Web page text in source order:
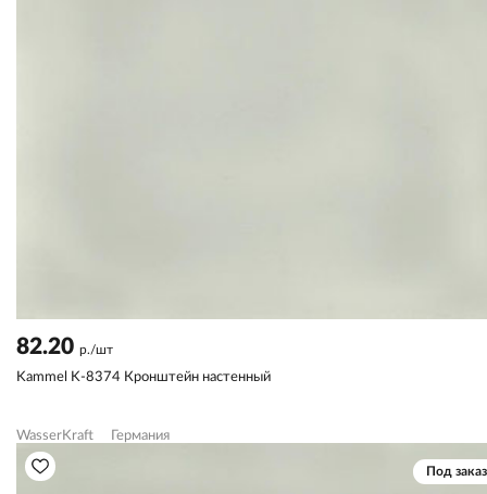
82.20 р./шт
Kammel K-8374 Кронштейн настенный
WasserKraft Германия
Под заказ